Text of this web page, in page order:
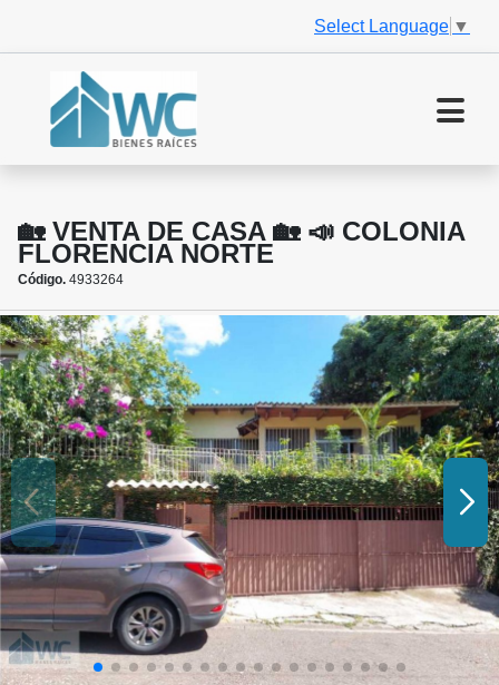
Select Language ▼
🏡 VENTA DE CASA 🏡 📣 COLONIA
FLORENCIA NORTE
Código. 4933264